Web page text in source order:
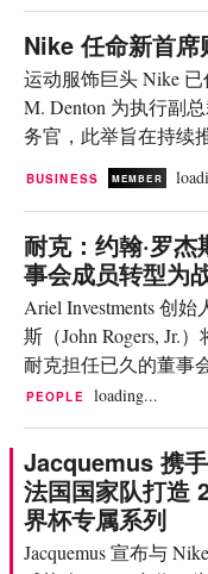
FIT 散热技术。 图片
该系列涵盖训练服与
饰，包括夹克、T恤、
束脚裤、短裤及阔腿
Kobe 的“剑鞘”标志和
鞋履的巴塞罗那足球
版本：...
数值较2025年下半年
使这家德国品牌领先
17亿美元的耐克。然
析数据可以发现，这
在很大程度上归功于
莱昂内尔·梅西。 上半
有四个由梅西本人发
值最高的一条创造了
MIV——Launchmetrics
旨在为品牌在社交媒
版物和平面媒体上的
一个货币化价值。这
星也是该品牌在此期
最高的名人，贡献了
的MIV，并且其影响
他自己的个人渠道。
东内...
Nike 任命新首席
运动服饰巨头 Nike
M. Denton 为执行副
务官，此举旨在持续
Now”转型战略。
17 日正式加入 Nike，
卸任该职位，并留任
日，以确保工作的平
Denton 此前任职于辉
(Pfizer, Inc.)，自 2022
任首席财务官兼执行
有超过 30 年的财务与
验。他还曾在劳氏
CVS Health 等多家全
担任首席财务官。 在
位上，他将领导全球
与总裁兼首席执行官
高级领导团队合作，
BUSINESS MEMBER
耐克：约翰·罗杰
事会成员转型为
Ariel Investments 创始
斯（John Rogers, Jr.
耐克担任已久的董事
务，转而担任该美国
2018 年起担任董事会
斯，在即将于 2026
年度股东大会上将不
任。 会后，他将出任
专注于体育未来和社
PEOPLE loading...
Jacquemus 携
法国国家队打造
界杯专属系列
Jacquemus 宣布与